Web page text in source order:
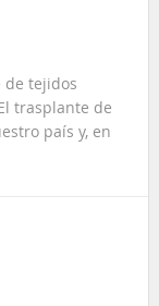
de tejidos
trasplante de
país y, en